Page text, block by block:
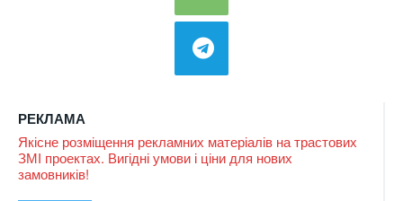
РЕКЛАМА
Якісне розміщення рекламних матеріалів на трастових
ЗМІ проектах. Вигідні умови і ціни для нових
замовників!